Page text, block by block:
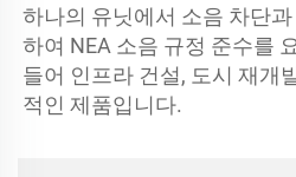
하나의 유닛에서 소음 차단
하여 NEA 소음 규정 준수를
들어 인프라 건설, 도시 재개
적인 제품입니다.